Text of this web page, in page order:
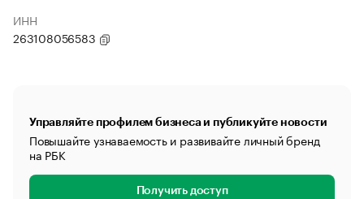
ИНН
263108056583
Управляйте профилем бизнеса и публикуйте новости
Повышайте узнаваемость и развивайте личный бренд
на РБК
Получить доступ